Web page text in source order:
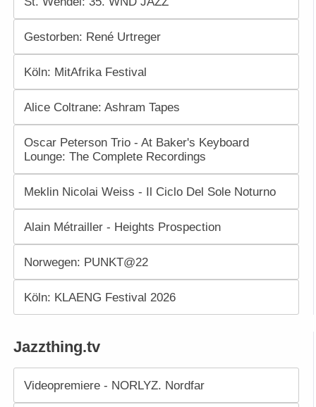
Gestorben: René Urtreger
Köln: MitAfrika Festival
Alice Coltrane: Ashram Tapes
Oscar Peterson Trio - At Baker's Keyboard
Lounge: The Complete Recordings
Meklin Nicolai Weiss - Il Ciclo Del Sole Noturno
Alain Métrailler - Heights Prospection
Norwegen: PUNKT@22
Köln: KLAENG Festival 2026
Jazzthing.tv
Videopremiere - NORLYZ. Nordfar